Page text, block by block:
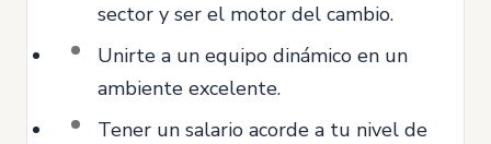
sector y ser el motor del cambio.
Unirte a un equipo dinámico en un
ambiente excelente.
Tener un salario acorde a tu nivel de